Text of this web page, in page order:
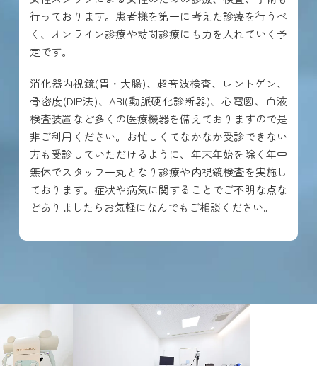
行っております。患者様を第一に考えた診療を行うべ
く、オンライン診療や訪問診療にも力を入れていく予
定です。
消化器内視鏡(胃・大腸)、超音波検査、レントゲン、
骨密度(DIP法)、ABI(動脈硬化診断器)、心電図、血液
検査装置など多くの医療機器を備えておりますので是
非ご利用ください。お忙しくてなかなか受診できない
方も受診していただけるように、年末年始を除く年中
無休でスタッフ一丸となり診療や内視鏡検査を実施し
ております。症状や病気に関することでご不明な点な
どありましたらお気軽になんでもご相談ください。